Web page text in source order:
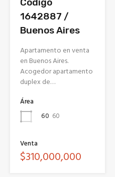
1642887 /
Buenos Aires
Apartamento en venta
en Buenos Aires.
Acogedor apartamento
duplex de…
Área
60 60
Venta
$310,000,000